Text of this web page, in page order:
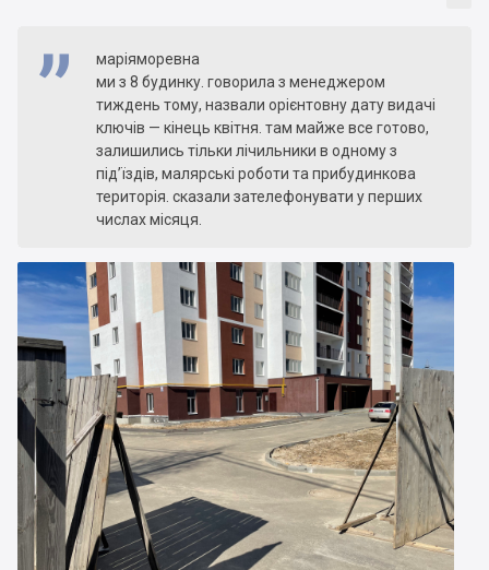
маріяморевна
ми з 8 будинку. говорила з менеджером
тиждень тому, назвали орієнтовну дату видачі
ключів — кінець квітня. там майже все готово,
залишились тільки лічильники в одному з
під’їздів, малярські роботи та прибудинкова
територія. сказали зателефонувати у перших
числах місяця.